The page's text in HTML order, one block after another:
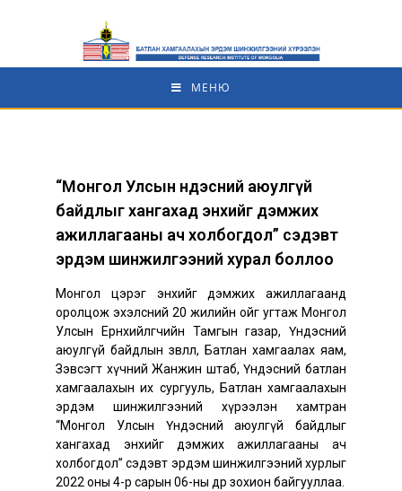
МЕНЮ
“Монгол Улсын Үндэсний аюулгүй
байдлыг хангахад энхийг дэмжих
ажиллагааны ач холбогдол” сэдэвт
эрдэм шинжилгээний хурал боллоо
Монгол цэрэг энхийг дэмжих ажиллагаанд
оролцож эхэлсний 20 жилийн ойг угтаж Монгол
Улсын Ерөнхийлөгчийн Тамгын газар, Үндэсний
аюулгүй байдлын зөвлөл, Батлан хамгаалах яам,
Зэвсэгт хүчний Жанжин штаб, Үндэсний батлан
хамгаалахын их сургууль, Батлан хамгаалахын
эрдэм шинжилгээний хүрээлэн хамтран
“Монгол Улсын Үндэсний аюулгүй байдлыг
хангахад энхийг дэмжих ажиллагааны ач
холбогдол” сэдэвт эрдэм шинжилгээний хурлыг
2022 оны 4-р сарын 06-ны өдөр зохион байгууллаа.